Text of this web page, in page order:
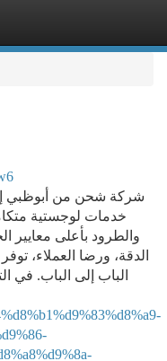
شركة شحن من أبوظبي
خدمات لوجستية
والطرود بأعلى معايير
الدقة، ورضا العملاء،
الباب إلى الباب. في